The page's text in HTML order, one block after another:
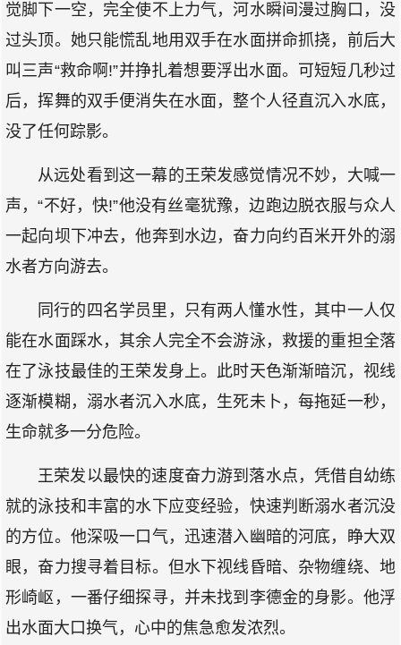
觉脚下一空，完全使不上力气，河水瞬间漫过胸口，没
过头顶。她只能慌乱地用双手在水面拼命抓挠，前后大
叫三声“救命啊!”并挣扎着想要浮出水面。可短短几秒过
后，挥舞的双手便消失在水面，整个人径直沉入水底，
没了任何踪影。
从远处看到这一幕的王荣发感觉情况不妙，大喊一
声，“不好，快!”他没有丝毫犹豫，边跑边脱衣服与众人
一起向坝下冲去，他奔到水边，奋力向约百米开外的溺
水者方向游去。
同行的四名学员里，只有两人懂水性，其中一人仅
能在水面踩水，其余人完全不会游泳，救援的重担全落
在了泳技最佳的王荣发身上。此时天色渐渐暗沉，视线
逐渐模糊，溺水者沉入水底，生死未卜，每拖延一秒，
生命就多一分危险。
王荣发以最快的速度奋力游到落水点，凭借自幼练
就的泳技和丰富的水下应变经验，快速判断溺水者沉没
的方位。他深吸一口气，迅速潜入幽暗的河底，睁大双
眼，奋力搜寻着目标。但水下视线昏暗、杂物缠绕、地
形崎岖，一番仔细探寻，并未找到李德金的身影。他浮
出水面大口换气，心中的焦急愈发浓烈。